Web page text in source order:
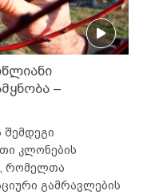
–
შემდეგი
კლონების
რომელთა
გამრავლების